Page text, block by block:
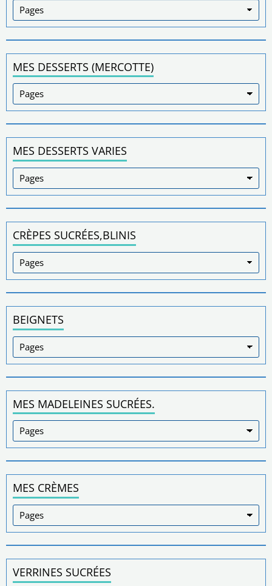
MES DESSERTS (MERCOTTE)
MES DESSERTS VARIES
CRÈPES SUCRÉES,BLINIS
BEIGNETS
MES MADELEINES SUCRÉES.
MES CRÈMES
VERRINES SUCRÉES